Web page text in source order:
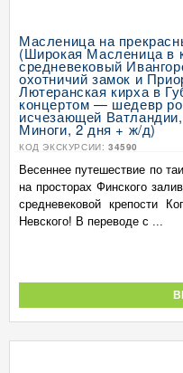
Масленица на
(Широкая Масленица в
средневековый
охотничий замок и
Лютеранская кирха в
концертом — шедевр
исчезающей
Миноги, 2 дня + ж/д)
КОД ЭКСКУРСИИ: 34590
Весеннее путешествие по
на просторах Финского
средневековой крепости
Невского! В переводе с ...